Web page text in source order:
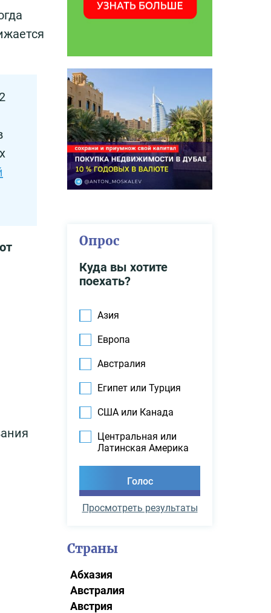
Опрос
Куда вы хотите
поехать?
Азия
Европа
Австралия
Египет или Турция
США или Канада
Центральная или
Латинская Америка
Просмотреть результаты
Страны
Абхазия
Австралия
Австрия